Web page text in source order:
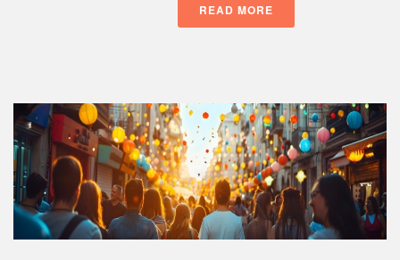
READ MORE